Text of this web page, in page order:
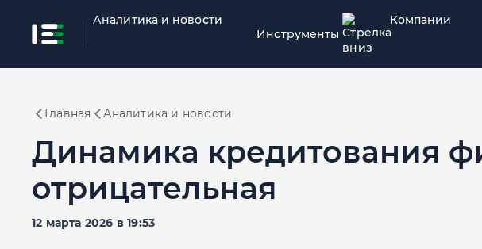
Аналитика и новости
Инструменты
Компании
Главная Аналитика и новости
Динамика кредитования
отрицательная
12 марта 2026 в 19:53